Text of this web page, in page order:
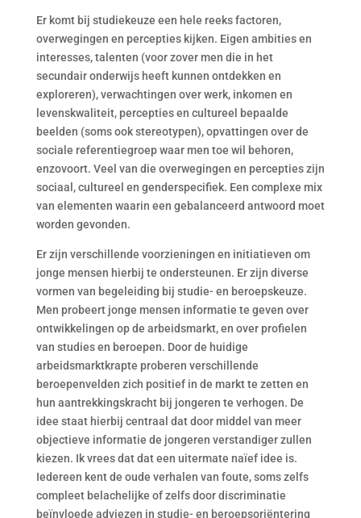
Er komt bij studiekeuze een hele reeks factoren,
overwegingen en percepties kijken. Eigen ambities en
interesses, talenten (voor zover men die in het
secundair onderwijs heeft kunnen ontdekken en
exploreren), verwachtingen over werk, inkomen en
levenskwaliteit, percepties en cultureel bepaalde
beelden (soms ook stereotypen), opvattingen over de
sociale referentiegroep waar men toe wil behoren,
enzovoort. Veel van die overwegingen en percepties zijn
sociaal, cultureel en genderspecifiek. Een complexe mix
van elementen waarin een gebalanceerd antwoord moet
worden gevonden.
Er zijn verschillende voorzieningen en initiatieven om
jonge mensen hierbij te ondersteunen. Er zijn diverse
vormen van begeleiding bij studie- en beroepskeuze.
Men probeert jonge mensen informatie te geven over
ontwikkelingen op de arbeidsmarkt, en over profielen
van studies en beroepen. Door de huidige
arbeidsmarktkrapte proberen verschillende
beroepenvelden zich positief in de markt te zetten en
hun aantrekkingskracht bij jongeren te verhogen. De
idee staat hierbij centraal dat door middel van meer
objectieve informatie de jongeren verstandiger zullen
kiezen. Ik vrees dat dat een uitermate naïef idee is.
Iedereen kent de oude verhalen van foute, soms zelfs
compleet belachelijke of zelfs door discriminatie
beïnvloede adviezen in studie- en beroepsoriëntering